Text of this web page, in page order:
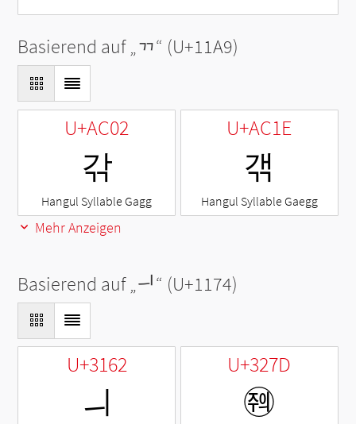
Basierend auf „ᆩ“ (U+11A9)
U+AC02
갂
Hangul Syllable Gagg
U+AC1E
갞
Hangul Syllable Gaegg
Mehr Anzeigen
Basierend auf „ᅴ“ (U+1174)
U+3162
ㅢ
U+327D
㉽